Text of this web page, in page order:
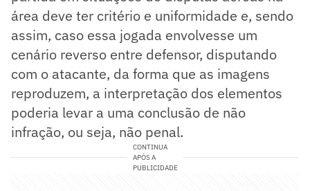
área deve ter critério e uniformidade e, sendo
assim, caso essa jogada envolvesse um
cenário reverso entre defensor, disputando
com o atacante, da forma que as imagens
reproduzem, a interpretação dos elementos
poderia levar a uma conclusão de não
infração, ou seja, não penal.
CONTINUA
APÓS A
PUBLICIDADE